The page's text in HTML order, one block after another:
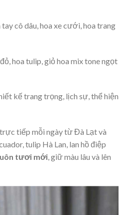
tay cô dâu, hoa xe cưới, hoa trang
hoa tulip, giỏ hoa mix tone ngọt
kế trang trọng, lịch sự, thể hiện
tiếp mỗi ngày từ Đà Lạt và
tulip Hà Lan, lan hồ điệp
tươi mới, giữ màu lâu và lên